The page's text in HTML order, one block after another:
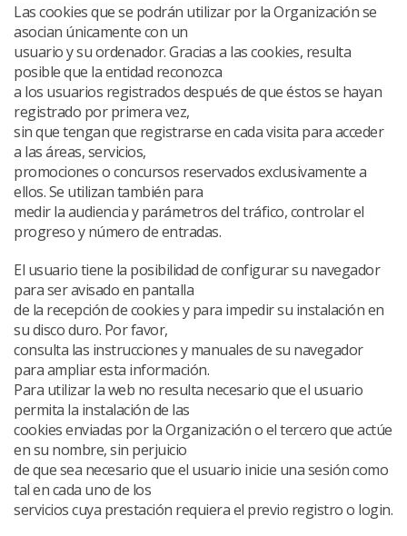
Las cookies que se podrán utilizar por la Organización se
asocian únicamente con un
usuario y su ordenador. Gracias a las cookies, resulta
posible que la entidad reconozca
a los usuarios registrados después de que éstos se hayan
registrado por primera vez,
sin que tengan que registrarse en cada visita para acceder
a las áreas, servicios,
promociones o concursos reservados exclusivamente a
ellos. Se utilizan también para
medir la audiencia y parámetros del tráfico, controlar el
progreso y número de entradas.
El usuario tiene la posibilidad de configurar su navegador
para ser avisado en pantalla
de la recepción de cookies y para impedir su instalación en
su disco duro. Por favor,
consulta las instrucciones y manuales de su navegador
para ampliar esta información.
Para utilizar la web no resulta necesario que el usuario
permita la instalación de las
cookies enviadas por la Organización o el tercero que actúe
en su nombre, sin perjuicio
de que sea necesario que el usuario inicie una sesión como
tal en cada uno de los
servicios cuya prestación requiera el previo registro o login.